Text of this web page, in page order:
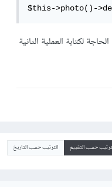
$this->photo()-
لكتابة العملية الثانية
حسب التقييم الترتيب حسب التاريخ